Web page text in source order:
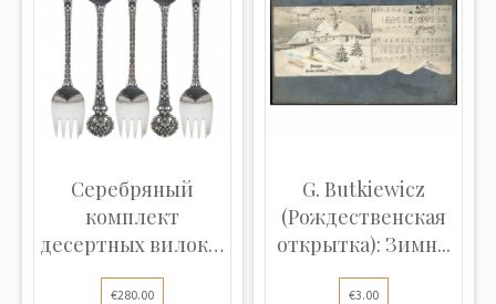
Серебряный
комплект
десертных вилок, 5
шт.
€280.00
G. Butkiewicz
(Рождественская
открытка): Зимн...
€3.00